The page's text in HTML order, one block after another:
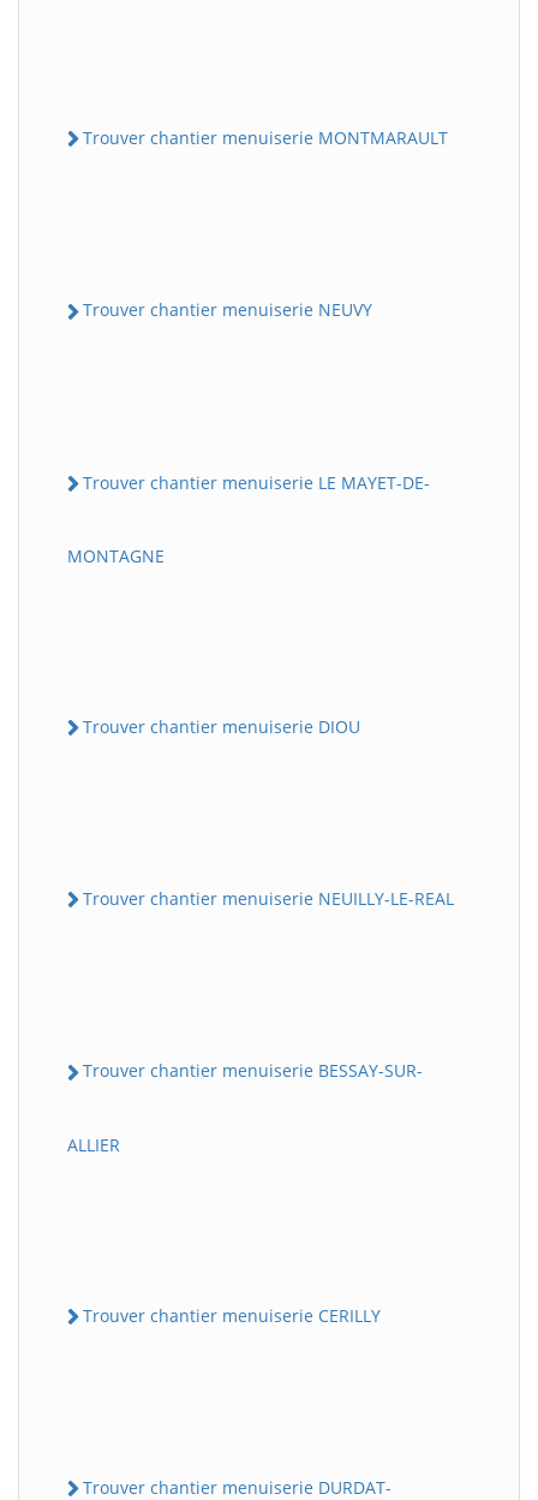
Trouver chantier menuiserie MONTMARAULT
Trouver chantier menuiserie NEUVY
Trouver chantier menuiserie LE MAYET-DE-
MONTAGNE
Trouver chantier menuiserie DIOU
Trouver chantier menuiserie NEUILLY-LE-REAL
Trouver chantier menuiserie BESSAY-SUR-
ALLIER
Trouver chantier menuiserie CERILLY
Trouver chantier menuiserie DURDAT-